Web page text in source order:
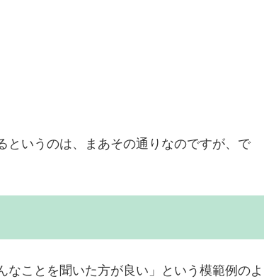
というのは、まあその通りなのですが、で
ことを聞いた方が良い」という模範例のよ